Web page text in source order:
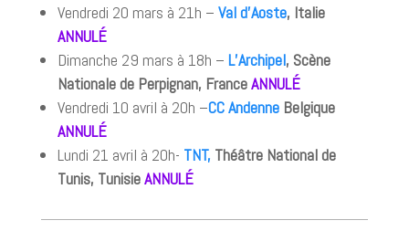
Vendredi 20 mars à 21h – Val d’Aoste, Italie
ANNULÉ
Dimanche 29 mars à 18h – L’Archipel, Scène
Nationale de Perpignan, FranceANNULÉ
Vendredi 10 avril à 20h –CC Andenne Belgique
ANNULÉ
Lundi 21 avril à 20h- TNT, Théâtre National de
Tunis, TunisieANNULÉ